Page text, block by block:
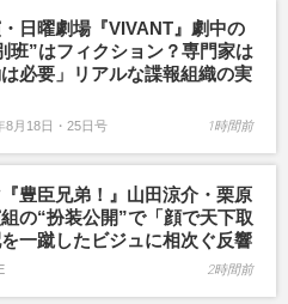
日曜劇場『VIVANT』劇中の
班”はフィクション？専門家は
は必要」リアルな諜報組織の実
8月18日・25日号 1時間前
豊臣兄弟！』山田涼介・栗原
の“扮装公開”で「顔で天下取
一蹴したビジュに相次ぐ反響
2時間前